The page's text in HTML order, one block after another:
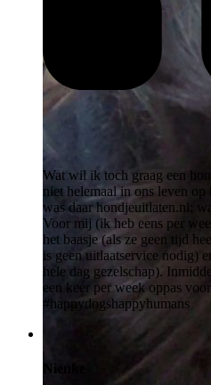
Wat wil ik toch graag een
niet helemaal in ons leven op
was daar hondjeuitlaten.nl;
Voor mij (ik heb eens per
het baasje (als ze geen tijd
is geen uitlaatservice nodig)
hele dag gezelschap).
een keer per week oppas
#happydogshappyhumans
Nienke